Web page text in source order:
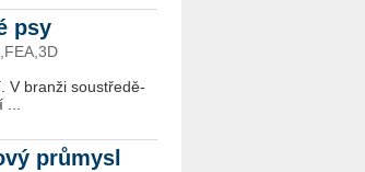
psy
V bran­ži sou­stře­dě­
průmysl